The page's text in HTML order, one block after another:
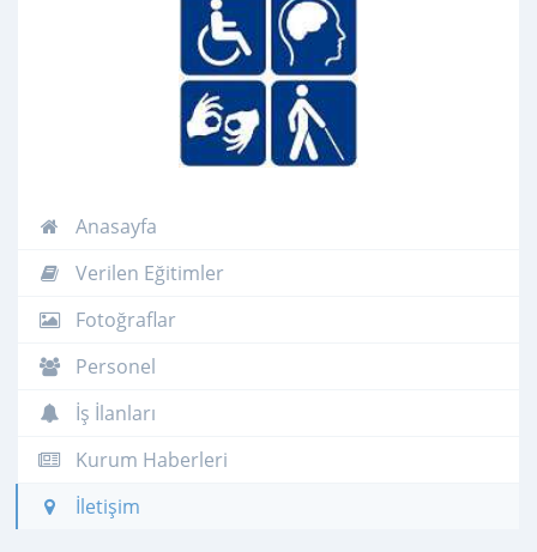
Anasayfa
Verilen Eğitimler
Fotoğraflar
Personel
İş İlanları
Kurum Haberleri
İletişim